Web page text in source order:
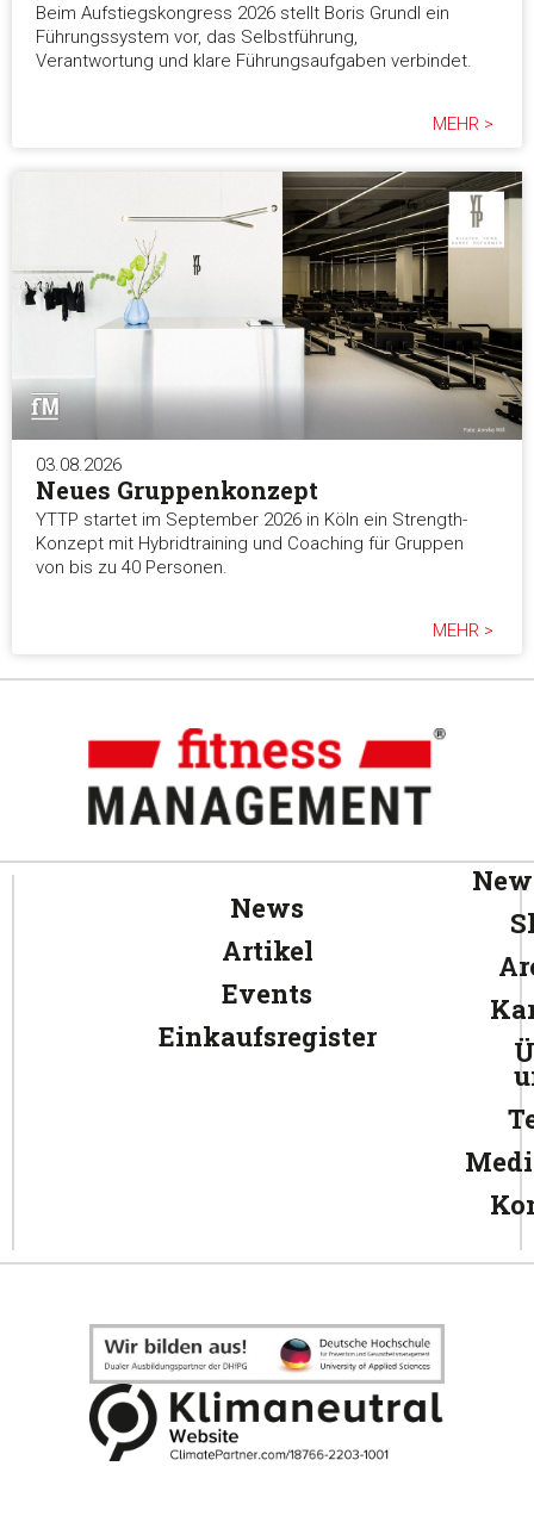
Beim Aufstiegskongress 2026 stellt Boris Grundl ein
Führungssystem vor, das Selbstführung,
Verantwortung und klare Führungsaufgaben verbindet.
MEHR >
03.08.2026
Neues Gruppenkonzept
YTTP startet im September 2026 in Köln ein Strength-
Konzept mit Hybridtraining und Coaching für Gruppen
von bis zu 40 Personen.
MEHR >
News
Artikel
Events
Einkaufsregister